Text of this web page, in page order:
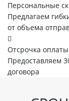
Персональные
Предлагаем
от объема
Отсрочка оплаты
Предоставляем
договора